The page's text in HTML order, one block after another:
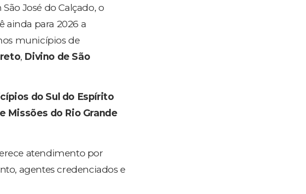
José do Calçado, o
ainda para 2026 a
municípios de
, Divino de São
do Sul do Espírito
Missões do Rio Grande
atendimento por
agentes credenciados e